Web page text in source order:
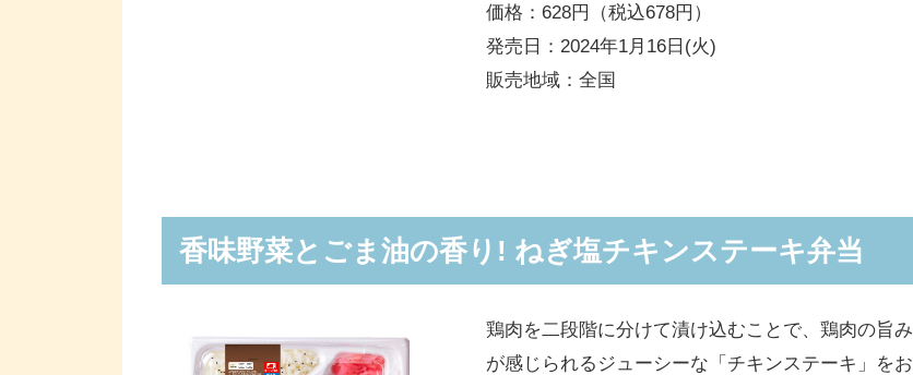
価格：628円（税込678円）
発売日：2024年1月16日(火)
販売地域：全国
香味野菜とごま油の香り! ねぎ塩チキンステーキ弁当
鶏肉を二段階に分けて漬け込むことで、鶏肉の旨み
が感じられるジューシーな「チキンステーキ」をお